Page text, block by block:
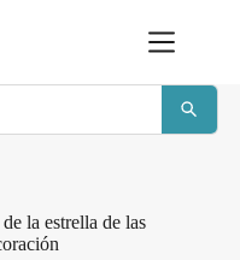
la estrella de las